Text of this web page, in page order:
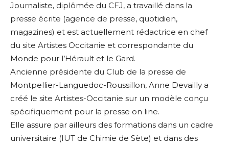
Journaliste, diplômée du CFJ, a travaillé dans la
presse écrite (agence de presse, quotidien,
magazines) et est actuellement rédactrice en chef
du site Artistes Occitanie et correspondante du
Monde pour l’Hérault et le Gard.
Ancienne présidente du Club de la presse de
Montpellier-Languedoc-Roussillon, Anne Devailly a
créé le site Artistes-Occitanie sur un modèle conçu
spécifiquement pour la presse on line.
Elle assure par ailleurs des formations dans un cadre
universitaire (IUT de Chimie de Sète) et dans des